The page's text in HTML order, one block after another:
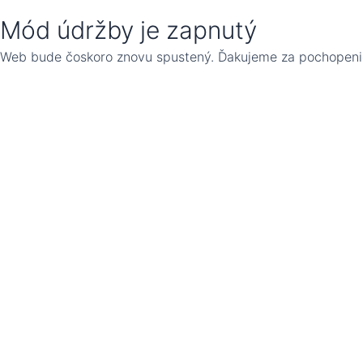
Mód údržby je zapnutý
Web bude čoskoro znovu spustený. Ďakujeme za